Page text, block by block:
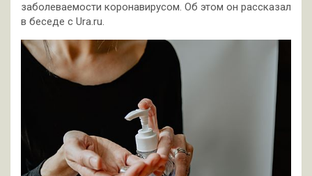
заболеваемости коронавирусом. Об этом он рассказал
в беседе с Ura.ru.